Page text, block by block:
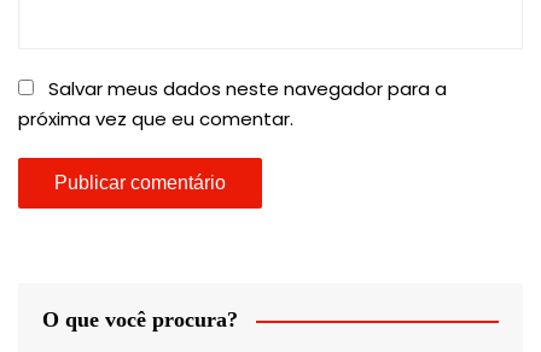
Salvar meus dados neste navegador para a
próxima vez que eu comentar.
O que você procura?